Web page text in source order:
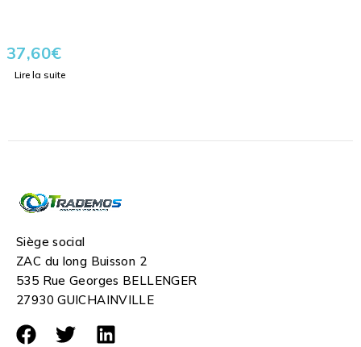
37,60€
Lire la suite
Siège social
ZAC du long Buisson 2
535 Rue Georges BELLENGER
27930 GUICHAINVILLE